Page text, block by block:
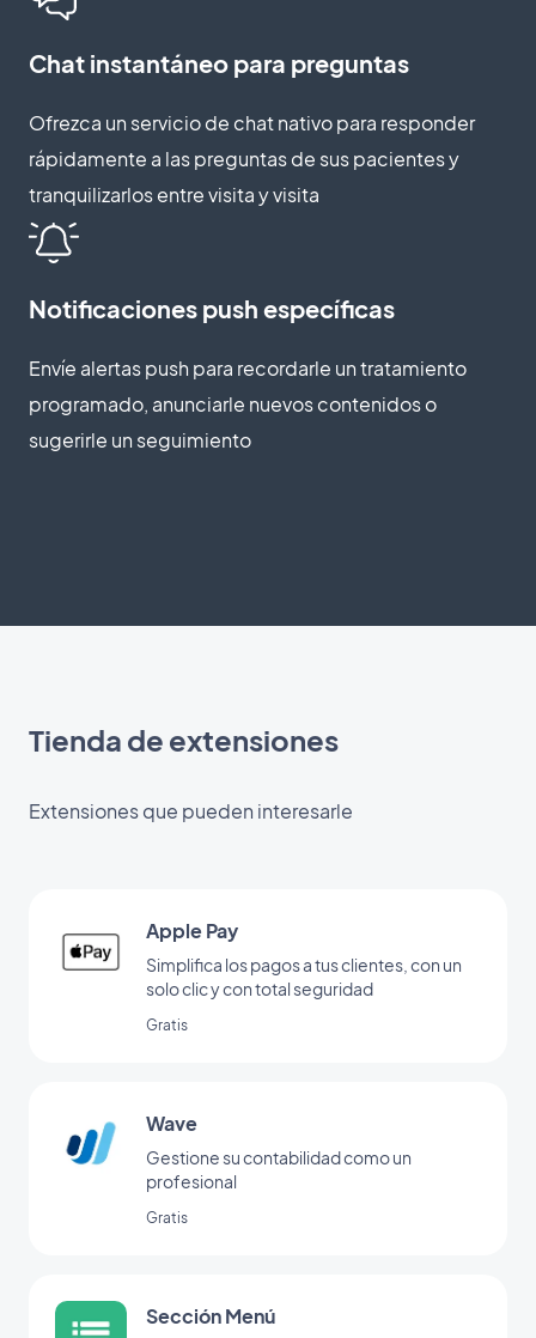
Chat instantáneo para preguntas
Ofrezca un servicio de chat nativo para responder
rápidamente a las preguntas de sus pacientes y
tranquilizarlos entre visita y visita
Notificaciones push específicas
Envíe alertas push para recordarle un tratamiento
programado, anunciarle nuevos contenidos o
sugerirle un seguimiento
Tienda de extensiones
Extensiones que pueden interesarle
Apple Pay
Simplifica los pagos a tus clientes, con un
solo clic y con total seguridad
Gratis
Wave
Gestione su contabilidad como un
profesional
Gratis
Sección Menú